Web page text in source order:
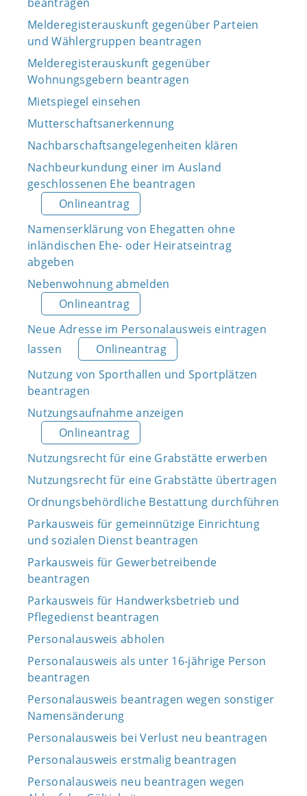
Melderegisterauskunft gegenüber Parteien
und Wählergruppen beantragen
Melderegisterauskunft gegenüber
Wohnungsgebern beantragen
Mietspiegel einsehen
Mutterschaftsanerkennung
Nachbarschaftsangelegenheiten klären
Nachbeurkundung einer im Ausland
geschlossenen Ehe beantragen
Onlineantrag
Namenserklärung von Ehegatten ohne
inländischen Ehe- oder Heiratseintrag
abgeben
Nebenwohnung abmelden
Onlineantrag
Neue Adresse im Personalausweis eintragen
lassen
Onlineantrag
Nutzung von Sporthallen und Sportplätzen
beantragen
Nutzungsaufnahme anzeigen
Onlineantrag
Nutzungsrecht für eine Grabstätte erwerben
Nutzungsrecht für eine Grabstätte übertragen
Ordnungsbehördliche Bestattung durchführen
Parkausweis für gemeinnützige Einrichtung
und sozialen Dienst beantragen
Parkausweis für Gewerbetreibende
beantragen
Parkausweis für Handwerksbetrieb und
Pflegedienst beantragen
Personalausweis abholen
Personalausweis als unter 16-jährige Person
beantragen
Personalausweis beantragen wegen sonstiger
Namensänderung
Personalausweis bei Verlust neu beantragen
Personalausweis erstmalig beantragen
Personalausweis neu beantragen wegen